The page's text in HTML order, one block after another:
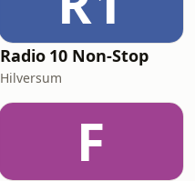
Radio 10 Non-Stop
Hilversum
F